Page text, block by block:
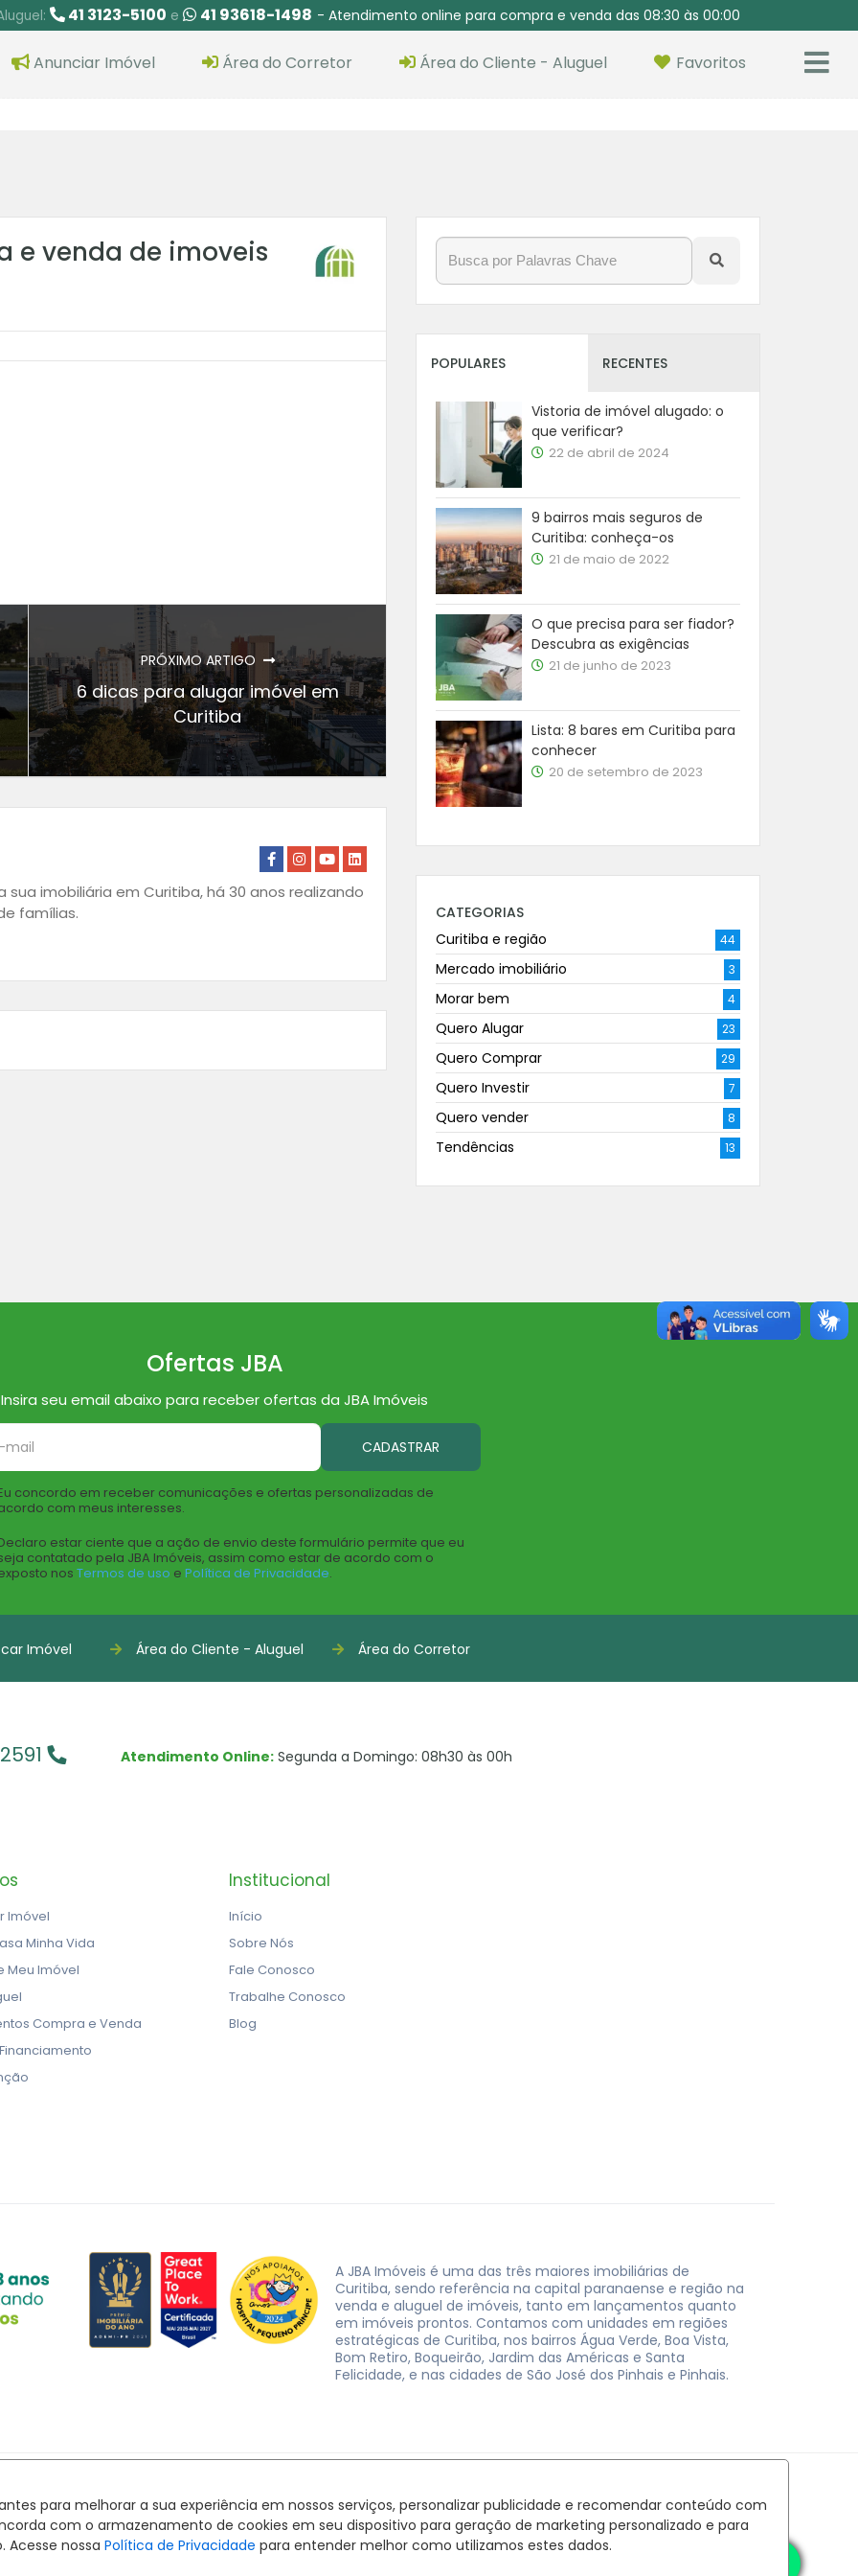
41 3123-5100 e 41 93618-1498 - Atendimento online para compra e venda das 08:30 às 00:00
Anunciar Imóvel Área do Corretor Área do Cliente - Aluguel Favoritos
para melhorar a sua experiência em nossos serviços, personalizar publicidade e recomendar conteúdo com
com o armazenamento de cookies em seu dispositivo para geração de marketing personalizado e para
Acesse nossa Política de Privacidade para entender melhor como utilizamos estes dados.
e venda de imoveis
PRÓXIMO ARTIGO
6 dicas para alugar imóvel em
Curitiba
sua imobiliária em Curitiba, há 30 anos realizando
famílias.
POPULARES RECENTES
Vistoria de imóvel alugado: o
que verificar?
22 de abril de 2024
9 bairros mais seguros de
Curitiba: conheça-os
21 de maio de 2022
O que precisa para ser fiador?
Descubra as exigências
21 de junho de 2023
Lista: 8 bares em Curitiba para
conhecer
20 de setembro de 2023
CATEGORIAS
Curitiba e região
44
Mercado imobiliário 3
Morar bem 4
Quero Alugar 23
Quero Comprar 29
Quero Investir 7
Quero vender 8
Tendências 13
Ofertas JBA
Insira seu email abaixo para receber ofertas da JBA Imóveis
CADASTRAR
concordo em receber comunicações e ofertas personalizadas de
com meus interesses.
estar ciente que a ação de envio deste formulário permite que eu
contatado pela JBA Imóveis, assim como estar de acordo com o
nos Termos de uso e Política de Privacidade.
Imóvel Área do Cliente - Aluguel Área do Corretor
Atendimento Online: Segunda a Domingo: 08h30 às 00h
Imóvel
Minha Vida
Meu Imóvel
Compra e Venda
Institucional
Início
Sobre Nós
Fale Conosco
Trabalhe Conosco
Blog
A JBA Imóveis é uma das três maiores imobiliárias de
Curitiba, sendo referência na capital paranaense e região na
venda e aluguel de imóveis, tanto em lançamentos quanto
em imóveis prontos. Contamos com unidades em regiões
estratégicas de Curitiba, nos bairros Água Verde, Boa Vista,
Bom Retiro, Boqueirão, Jardim das Américas e Santa
Felicidade, e nas cidades de São José dos Pinhais e Pinhais.
Política de privacidade
Termos de uso
Feito com
pelo time daRocketImob | Site para Imobiliária